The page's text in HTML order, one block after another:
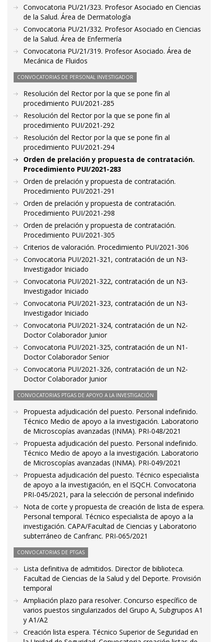
Convocatoria PU/21/323. Profesor Asociado en Ciencias
de la Salud. Área de Dermatología
Convocatoria PU/21/332. Profesor Asociado en Ciencias
de la Salud. Área de Enfermería
Convocatoria PU/21/319. Profesor Asociado. Área de
Mecánica de Fluidos
CONVOCATORIAS DE PERSONAL INVESTIGADOR
Resolución del Rector por la que se pone fin al
procedimiento PUI/2021-285
Resolución del Rector por la que se pone fin al
procedimiento PUI/2021-292
Resolución del Rector por la que se pone fin al
procedimiento PUI/2021-294
Orden de prelación y propuesta de contratación.
Procedimiento PUI/2021-283
Orden de prelación y propuesta de contratación.
Procedimiento PUI/2021-291
Orden de prelación y propuesta de contratación.
Procedimiento PUI/2021-298
Orden de prelación y propuesta de contratación.
Procedimiento PUI/2021-305
Criterios de valoración. Procedimiento PUI/2021-306
Convocatoria PUI/2021-321, contratación de un N3-
Investigador Iniciado
Convocatoria PUI/2021-322, contratación de un N3-
Investigador Iniciado
Convocatoria PUI/2021-323, contratación de un N3-
Investigador Iniciado
Convocatoria PUI/2021-324, contratación de un N2-
Doctor Colaborador Junior
Convocatoria PUI/2021-325, contratación de un N1-
Doctor Colaborador Senior
Convocatoria PUI/2021-326, contratación de un N2-
Doctor Colaborador Junior
CONVOCATORIAS PTGAS DE APOYO A LA INVESTIGACIÓN
Propuesta adjudicación del puesto. Personal indefinido.
Técnico Medio de apoyo a la investigación. Laboratorio
de Microscopías avanzadas (INMA). PRI-048/2021
Propuesta adjudicación del puesto. Personal indefinido.
Técnico Medio de apoyo a la investigación. Laboratorio
de Microscopías avanzadas (INMA). PRI-049/2021
Propuesta adjudicación del puesto. Técnico especialista
de apoyo a la investigación, en el ISQCH. Convocatoria
PRI-045/2021, para la selección de personal indefinido
Nota de corte y propuesta de creación de lista de espera.
Personal temporal. Técnico especialista de apoyo a la
investigación. CAPA/Facultad de Ciencias y Laboratorio
subterráneo de Canfranc. PRI-065/2021
CONVOCATORIAS DE PTGAS
Lista definitiva de admitidos. Director de biblioteca.
Facultad de Ciencias de la Salud y del Deporte. Provisión
temporal
Ampliación plazo para resolver. Concurso específico de
varios puestos singularizados del Grupo A, Subgrupos A1
y A1/A2
Creación lista espera. Técnico Superior de Seguridad en